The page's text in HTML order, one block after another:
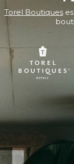
Torel Boutiqueses